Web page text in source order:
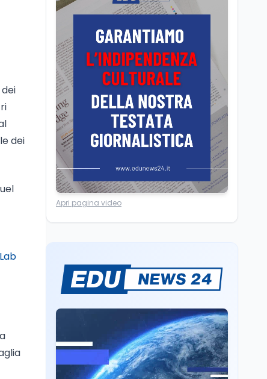
dei
firma il patto con Asstel
piattaforma, in
collaborazione con
l'Inps, per l'incontro tra
domanda e offerta di
Cultura 6 ago
Cinema, chiusa la fase
istruttoria: voto finale il
9 settembre in Aula. La
soddisfazione di
Scuola6 ago
Posizioni economiche
ATA: 46.297 nuove
con arretrati fino a
4.150 euro
Cultura6 ago
Francesco Guccini si è
al Maestrone
Se n'è andato il
Maestrone: addio a
Francesco Guccini,
generazione ribelle
6 ago
La ministra Calderone
firma il patto con Asstel
per il rilancio del Siisl,
piattaforma, in
Apri pagina video